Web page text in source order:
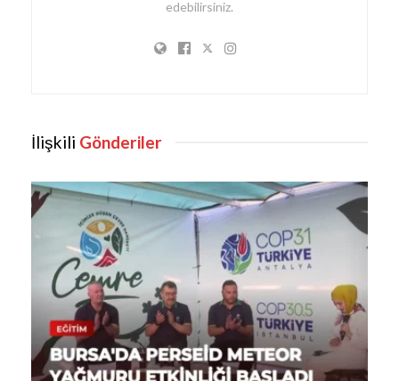
edebilirsiniz.
İlişkili Gönderiler